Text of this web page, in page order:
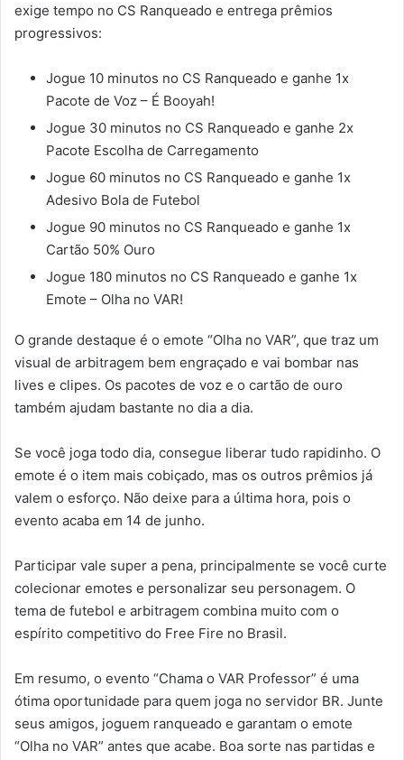
exige tempo no CS Ranqueado e entrega prêmios
progressivos:
Jogue 10 minutos no CS Ranqueado e ganhe 1x
Pacote de Voz – É Booyah!
Jogue 30 minutos no CS Ranqueado e ganhe 2x
Pacote Escolha de Carregamento
Jogue 60 minutos no CS Ranqueado e ganhe 1x
Adesivo Bola de Futebol
Jogue 90 minutos no CS Ranqueado e ganhe 1x
Cartão 50% Ouro
Jogue 180 minutos no CS Ranqueado e ganhe 1x
Emote – Olha no VAR!
O grande destaque é o emote “Olha no VAR”, que traz um
visual de arbitragem bem engraçado e vai bombar nas
lives e clipes. Os pacotes de voz e o cartão de ouro
também ajudam bastante no dia a dia.
Se você joga todo dia, consegue liberar tudo rapidinho. O
emote é o item mais cobiçado, mas os outros prêmios já
valem o esforço. Não deixe para a última hora, pois o
evento acaba em 14 de junho.
Participar vale super a pena, principalmente se você curte
colecionar emotes e personalizar seu personagem. O
tema de futebol e arbitragem combina muito com o
espírito competitivo do Free Fire no Brasil.
Em resumo, o evento “Chama o VAR Professor” é uma
ótima oportunidade para quem joga no servidor BR. Junte
seus amigos, joguem ranqueado e garantam o emote
“Olha no VAR” antes que acabe. Boa sorte nas partidas e